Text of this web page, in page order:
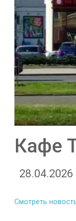
Кафе
28.04.2026
Смотреть